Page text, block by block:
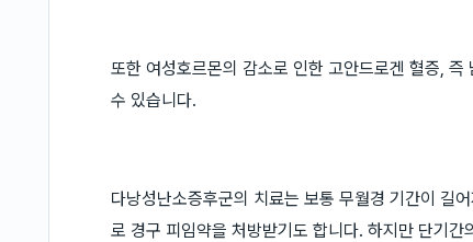
또한 여성호르몬의 감소로 인한 고안드로겐 혈증,
수 있습니다.
다낭성난소증후군의 치료는 보통 무월경 기간이 길
로 경구 피임약을 처방받기도 합니다. 하지만 단기